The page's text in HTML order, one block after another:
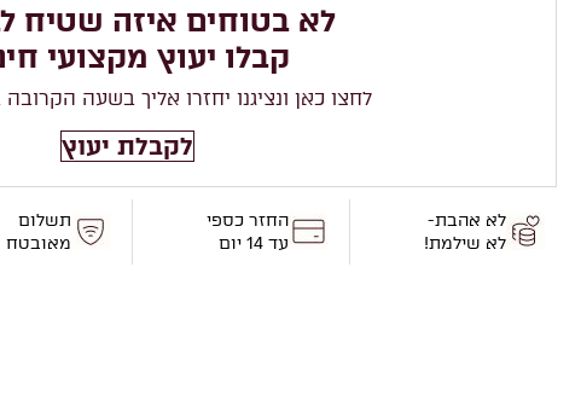
לא בטוחים איזה שטיח
קבלו יעוץ מקצועי
לחצו כאן ונציגנו יחזרו אליך בשעה
לקבלת יעוץ
לא אהבת-
לא שילמת!
החזר כספי
עד 14 יום
תשלום
מאובטח